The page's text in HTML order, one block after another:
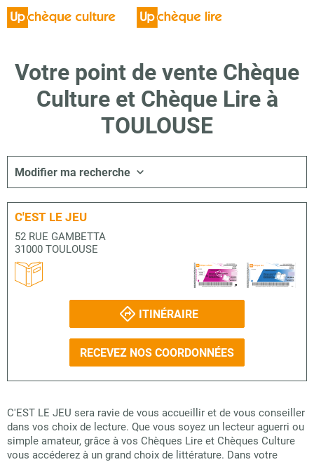
Votre point de vente Chèque
Culture et Chèque Lire à
TOULOUSE
Modifier ma recherche
C'EST LE JEU
52 RUE GAMBETTA
31000 TOULOUSE
ITINÉRAIRE
RECEVEZ NOS COORDONNÉES
C'EST LE JEU sera ravie de vous accueillir et de vous conseiller
dans vos choix de lecture. Que vous soyez un lecteur aguerri ou
simple amateur, grâce à vos Chèques Lire et Chèques Culture
vous accéderez à un grand choix de littérature. Dans votre